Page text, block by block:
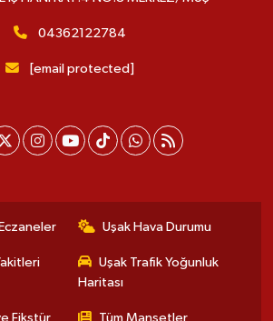
04362122784
[email protected]
Uşak Hava Durumu
Uşak Trafik Yoğunluk
Haritası
Fikstür Tüm Manşetler